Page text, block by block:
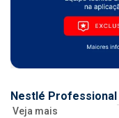
Nestlé Professional
Veja mais